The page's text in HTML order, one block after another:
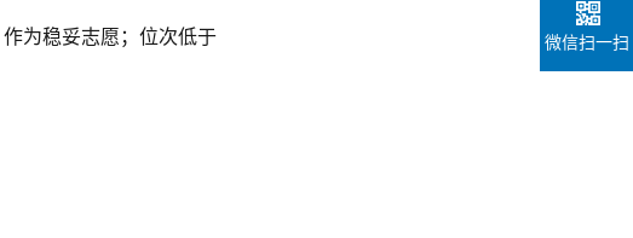
为稳妥志愿；位次低于
微信扫一扫